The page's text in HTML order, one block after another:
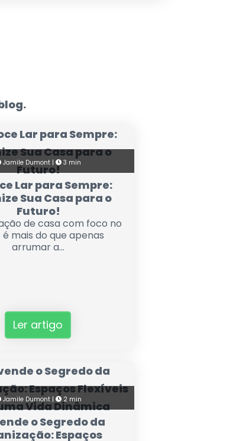
Jamile Dumont | 3 min
Lar para Sempre:
Sua Casa para o
Futuro!
de casa com foco no
mais do que apenas
arrumar a...
Ler artigo
Jamile Dumont | 2 min
o Segredo da
Espaços